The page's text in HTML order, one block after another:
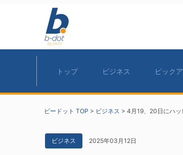
トップ ビジネス ピック
ビードット TOP > ビジネス > 4月19、20日にハ
ビジネス 2025年03月12日